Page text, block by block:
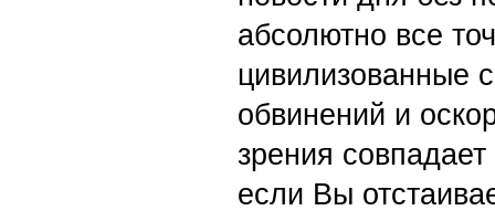
абсолютно все
цивилизованные
обвинений и
зрения
если Вы